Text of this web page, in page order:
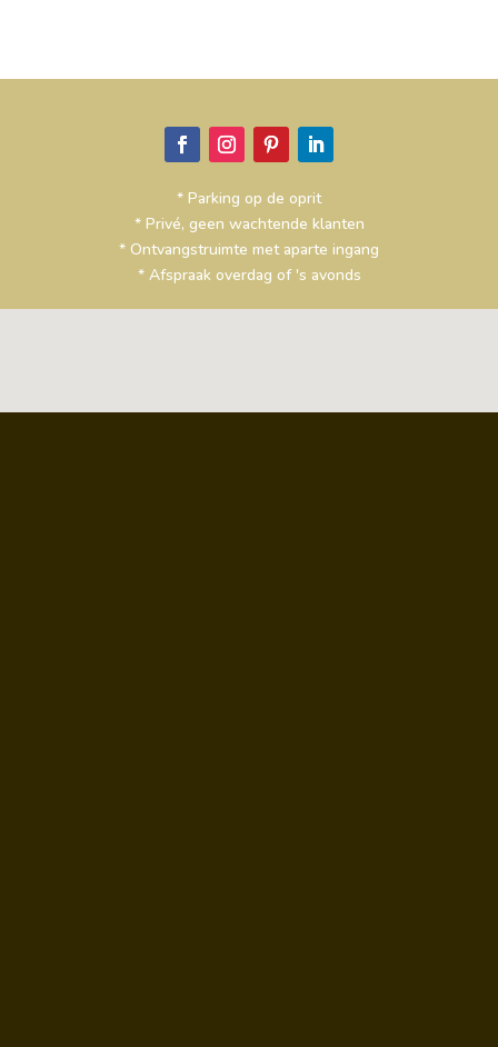
* Parking op de oprit
* Privé, geen wachtende klanten
* Ontvangstruimte met aparte ingang
* Afspraak overdag of 's avonds